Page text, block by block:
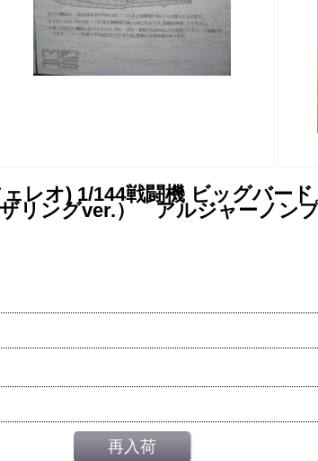
レオ) 1/144戦闘機 ビッグバー
リングver.） アルジャーノン
再入荷